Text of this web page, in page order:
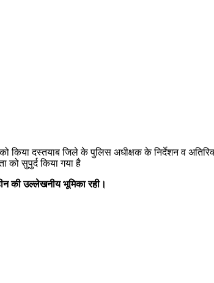
दस्तयाब जिले के पुलिस अधीक्षक के निर्देशन व
को सुपुर्द किया गया है
की उल्लेखनीय भूमिका रही।